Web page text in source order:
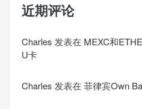
近期评论
Charles 发表在 MEXC和
U卡
Charles 发表在 菲律宾Own